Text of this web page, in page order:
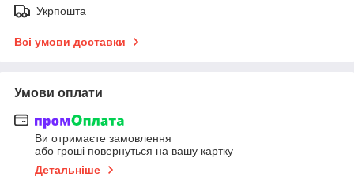
Укрпошта
Всі умови доставки
Умови оплати
Ви отримаєте замовлення
або гроші повернуться на вашу картку
Детальніше